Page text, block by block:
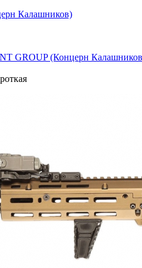
Калашников)
GROUP (Концерн